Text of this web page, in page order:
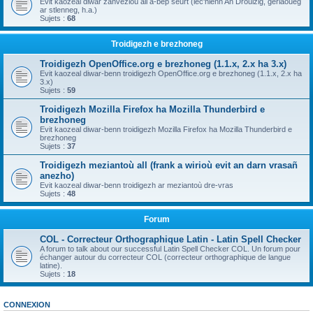
ar stlenneg, h.a.)
Sujets : 68
Troidigezh e brezhoneg
Troidigezh OpenOffice.org e brezhoneg (1.1.x, 2.x ha 3.x)
Evit kaozeal diwar-benn troidigezh OpenOffice.org e brezhoneg (1.1.x, 2.x ha
3.x)
Sujets : 59
Troidigezh Mozilla Firefox ha Mozilla Thunderbird e
brezhoneg
Evit kaozeal diwar-benn troidigezh Mozilla Firefox ha Mozilla Thunderbird e
brezhoneg
Sujets : 37
Troidigezh meziantoù all (frank a wirioù evit an darn vrasañ
anezho)
Evit kaozeal diwar-benn troidigezh ar meziantoù dre-vras
Sujets : 48
Forum
COL - Correcteur Orthographique Latin - Latin Spell Checker
A forum to talk about our successful Latin Spell Checker COL. Un forum pour
échanger autour du correcteur COL (correcteur orthographique de langue
latine).
Sujets : 18
CONNEXION